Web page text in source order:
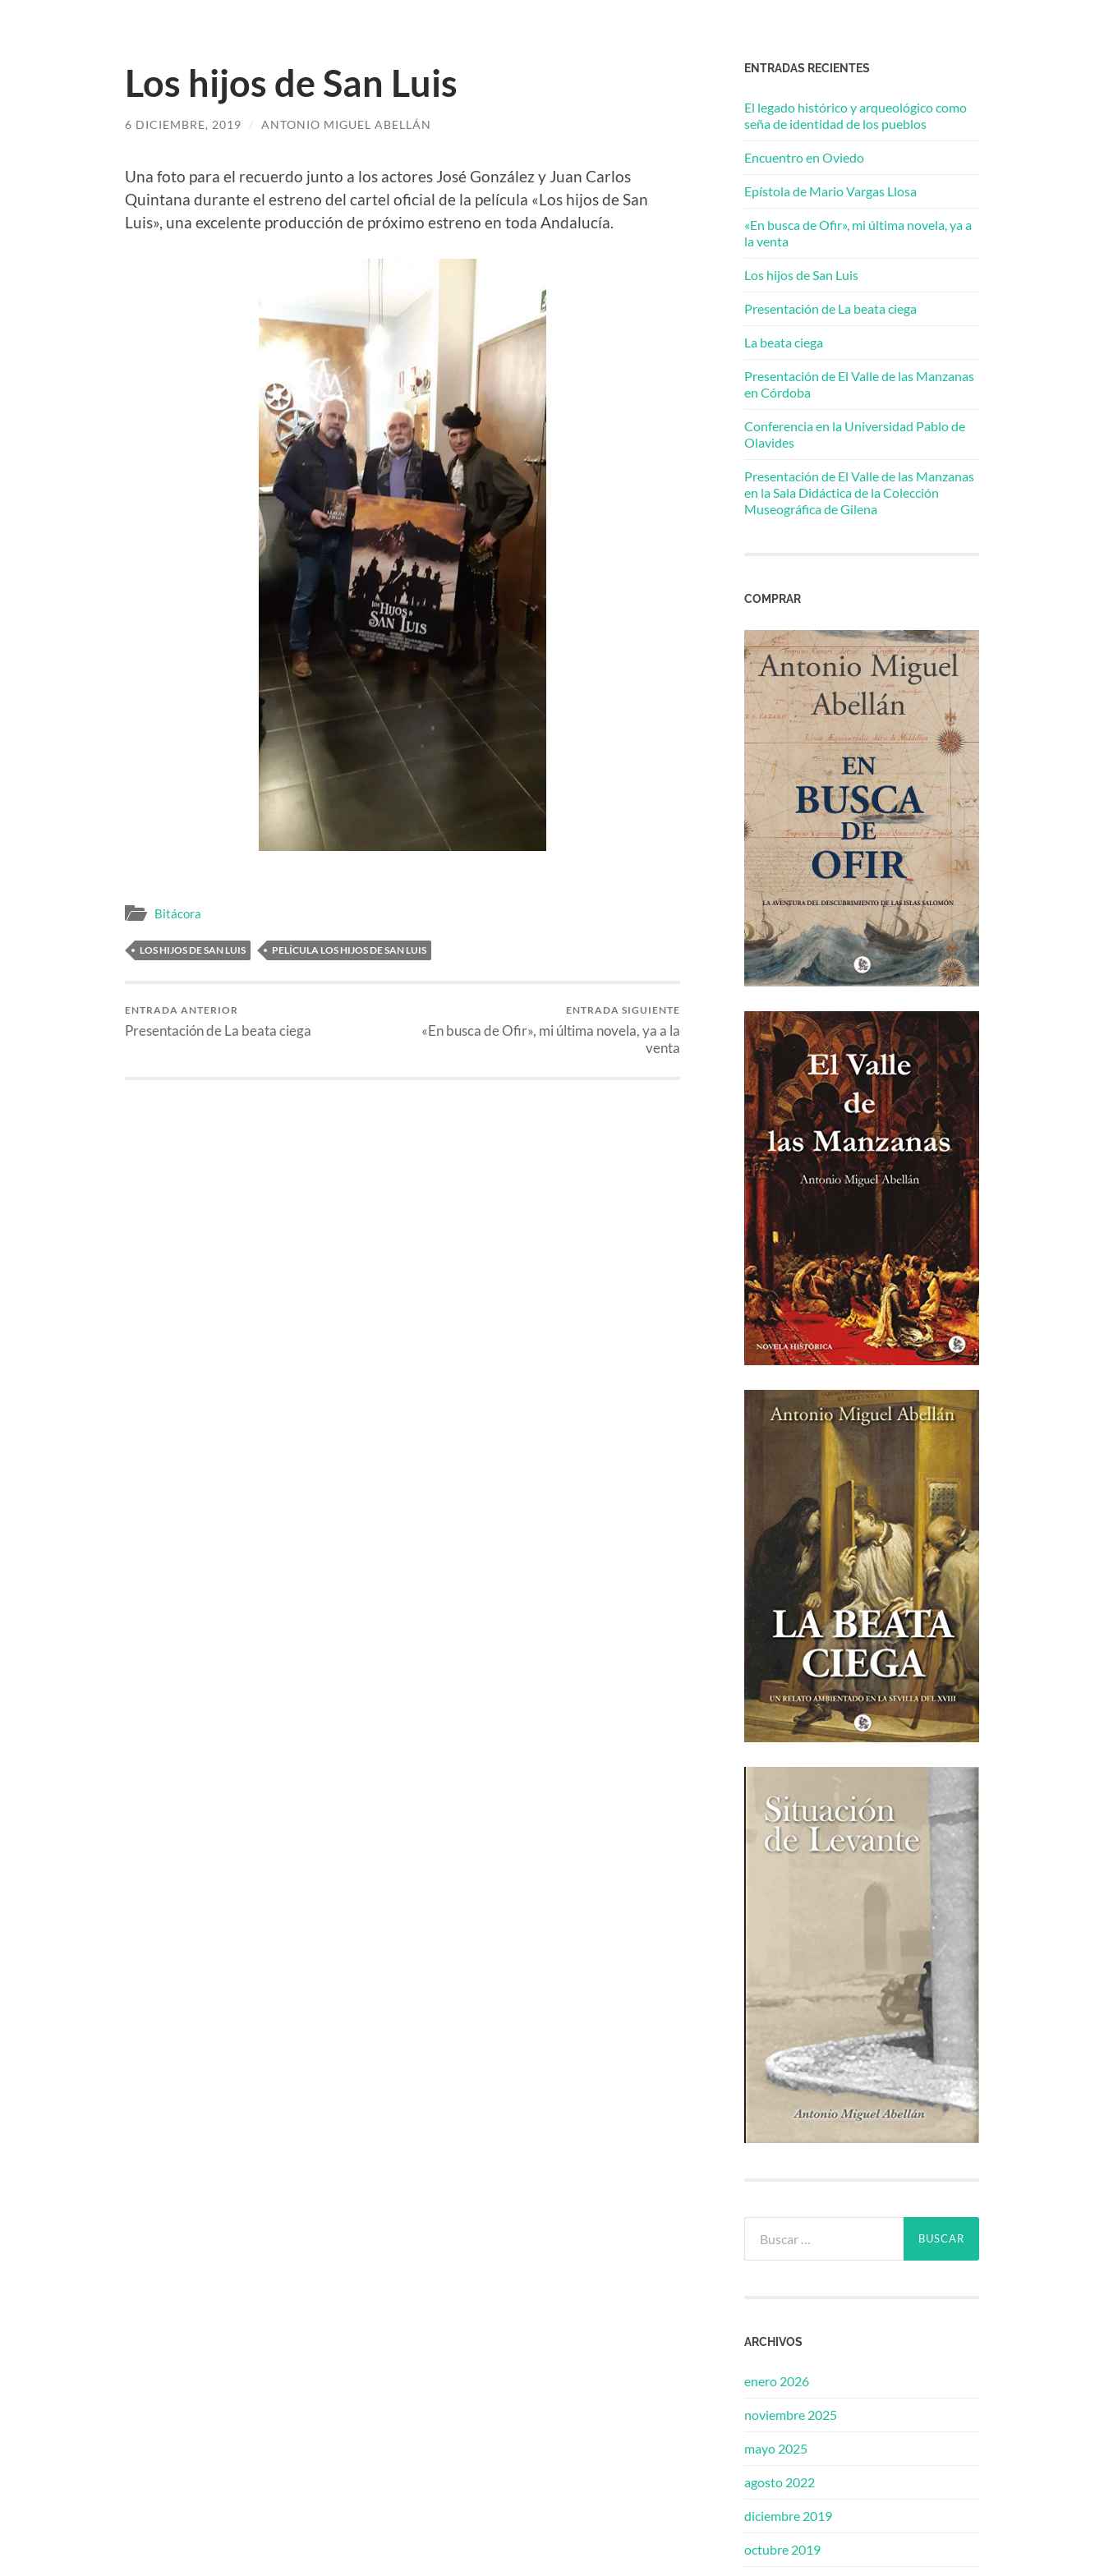
Los hijos de San Luis
6 DICIEMBRE, 2019 / ANTONIO MIGUEL ABELLÁN
Una foto para el recuerdo junto a los actores José González y Juan Carlos
Quintana durante el estreno del cartel oficial de la película «Los hijos de San
Luis», una excelente producción de próximo estreno en toda Andalucía.
Bitácora
LOS HIJOS DE SAN LUIS PELÍCULA LOS HIJOS DE SAN LUIS
ENTRADA ANTERIOR
Presentación de La beata ciega
ENTRADA SIGUIENTE
«En busca de Ofir», mi última novela, ya a la
venta
ENTRADAS RECIENTES
El legado histórico y arqueológico como
seña de identidad de los pueblos
Encuentro en Oviedo
Epístola de Mario Vargas Llosa
«En busca de Ofir», mi última novela, ya a
la venta
Los hijos de San Luis
Presentación de La beata ciega
La beata ciega
Presentación de El Valle de las Manzanas
en Córdoba
Conferencia en la Universidad Pablo de
Olavides
Presentación de El Valle de las Manzanas
en la Sala Didáctica de la Colección
Museográfica de Gilena
COMPRAR
ARCHIVOS
enero 2026
noviembre 2025
mayo 2025
agosto 2022
diciembre 2019
octubre 2019